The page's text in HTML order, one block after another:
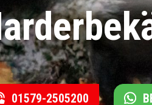
01579-2505200